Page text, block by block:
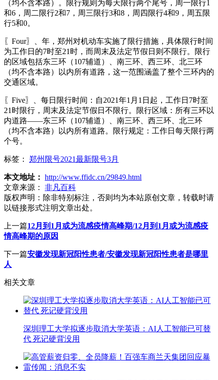
（均不含本路）。限行规则为每天限行两个尾号，周一限行1
和6，周二限行2和7，周三限行3和8，周四限行4和9，周五限
行5和0。
〖Four〗、年，郑州对机动车实施了限行措施，具体限行时间
为工作日的7时至21时，而周末及法定节假日则不限行。限行
的区域包括东三环（107辅道）、南三环、西三环、北三环
（均不含本路）以内所有道路，这一范围涵盖了整个三环内的
交通区域。
〖Five〗、每日限行时间：自2021年1月1日起，工作日7时至
21时限行，周末及法定节假日不限行。限行区域：所有三环以
内道路——东三环（107辅道）、南三环、西三环、北三环
（均不含本路）以内所有道路。限行规定：工作日每天限行两
个号。
标签： 郑州限号2021最新限号3月
本文地址： http://www.ffidc.cn/29849.html
文章来源：
非凡百科
版权声明： 除非特别标注，否则均为本站原创文章，转载时请
以链接形式注明文章出处。
上一篇12月到1月或为流感疫情高峰期/12月到1月或为流感疫
情高峰期的原因
下一篇安徽发现新冠阳性患者/安徽发现新冠阳性患者是哪里
人
相关文章
深圳理工大学拟逐步取消大学英语：AI人工智能已可替
代 死记硬背没用